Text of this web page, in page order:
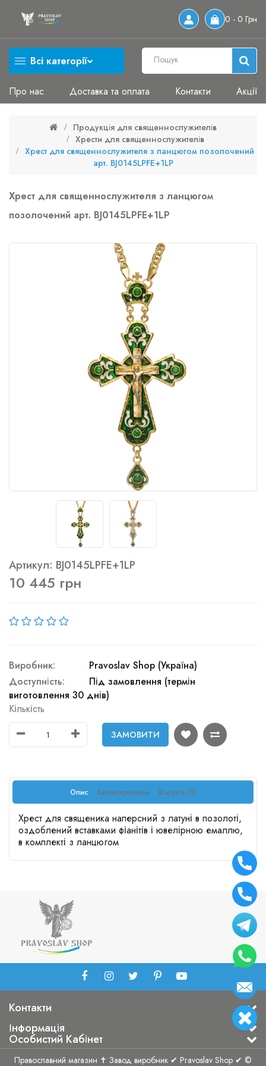
0 - 0 Грн
Всі категорії
Про нас Доставка та оплата Контакти Акції
Продукція для священнослужителів
Хрести для священнослужителів
Хрест для священнослужителя з ланцюгом позолочений
арт. BJ0145LPFE+1LP
Хрест для священнослужителя з ланцюгом
позолочений арт. BJ0145LPFE+1LP
Артикул: BJ0145LPFE+1LP
10 445 грн
Виробник:
Pravoslav Shop (Україна)
Доступність:
Під замовлення (термін
виготовлення 30 днів)
Кількість
ЗАМОВИТИ
Опис Характеристики Відгуків (0)
Хрест для священика наперсний з латуні в позолоті,
оздоблений вставками фіанітів і ювелірною емаллю,
в комплекті з ланцюгом
Контакти
Інформація
Особистий Кабінет
Православний магазин ✝ Завод виробник ✔ Pravoslav Shop ✔ ©